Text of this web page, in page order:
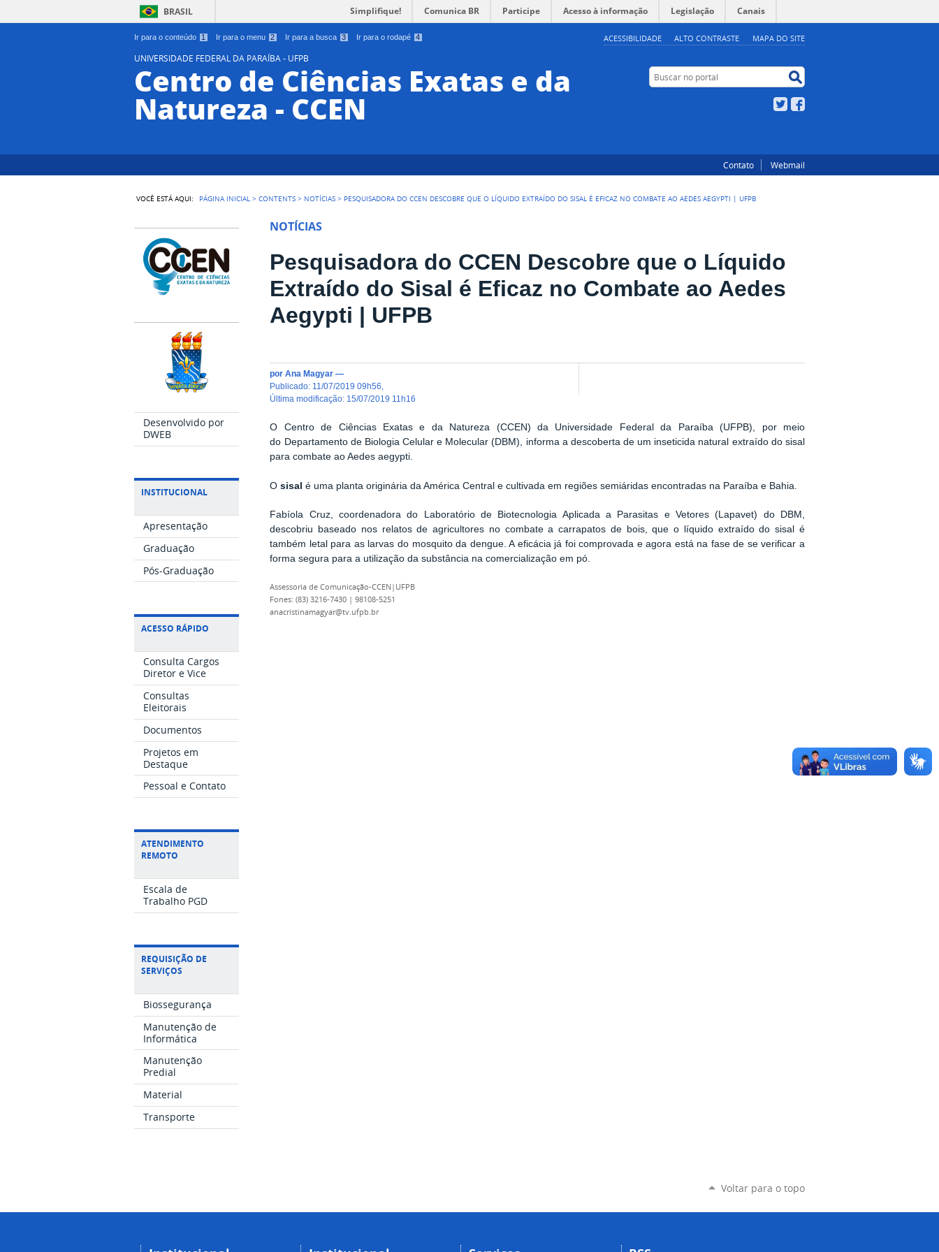
Ir para o conteúdo 1 Ir para o menu 2 Ir para a busca 3 Ir para o rodapé 4 ACESSIBILIDADE ALTO CONTRASTE MAPA DO SITE
BRASIL Simplifique! Comunica BR Participe Acesso à informação Legislação Canais
UNIVERSIDADE FEDERAL DA PARAÍBA - UFPB
Centro de Ciências Exatas e da
Natureza - CCEN
Buscar no portal
Twitter
Contato Webmail
VOCÊ ESTÁ AQUI: PÁGINA INICIAL >CONTENTS > NOTÍCIAS > PESQUISADORA DO CCEN DESCOBRE QUE O LÍQUIDO EXTRAÍDO DO SISAL É EFICAZ NO COMBATE AO AEDES AEGYPTI | UFPB
Desenvolvido por
DWEB
INSTITUCIONAL
Apresentação
Graduação
Pós-Graduação
ACESSO RÁPIDO
Consulta Cargos
Diretor e Vice
Consultas
Eleitorais
Documentos
Projetos em
Destaque
Pessoal e Contato
ATENDIMENTO
REMOTO
Escala de
Trabalho PGD
REQUISIÇÃO DE
SERVIÇOS
Biossegurança
Manutenção de
Informática
Manutenção
Predial
Material
Transporte
NOTÍCIAS
Pesquisadora do CCEN Descobre que o Líquido
Extraído do Sisal é Eficaz no Combate ao Aedes
Aegypti | UFPB
porAna Magyar —
publicado: 11/07/2019 09h56
última modificação: 15/07/2019 11h16
O Centro de Ciências Exatas e da Natureza (CCEN) da Universidade Federal da Paraíba (UFPB), por meio
do Departamento de Biologia Celular e Molecular (DBM), informa a descoberta de um inseticida natural extraído do sisal
para combate ao Aedes aegypti.
Osisal é uma planta originária da América Central ecultivada em regiões semiáridas encontradas na Paraíba e Bahia.
Fabíola Cruz, coordenadora do Laboratório de Biotecnologia Aplicada a Parasitas e Vetores (Lapavet) do DBM,
descobriu baseado nos relatos de agricultores no combate a carrapatos de bois, que o líquido extraído do sisal é
também letal para as larvas do mosquito da dengue. A eficácia já foi comprovada e agora está na fase de se verificar a
forma segura para a utilização da substância na comercialização em pó.
Assessoria de Comunicação-CCEN|UFPB
Fones: (83) 3216-7430 | 98108-5251
anacristinamagyar@tv.ufpb.br
Voltar para o topo